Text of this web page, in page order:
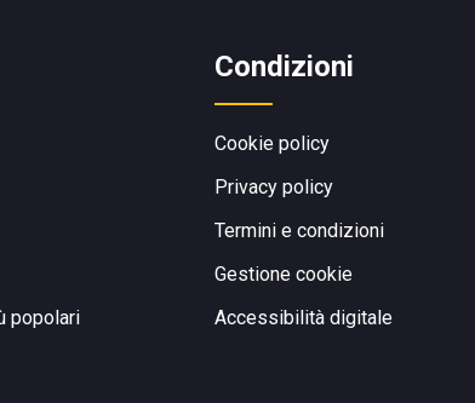
popolari
Condizioni
Cookie policy
Privacy policy
Termini e condizioni
Gestione cookie
Accessibilità digitale